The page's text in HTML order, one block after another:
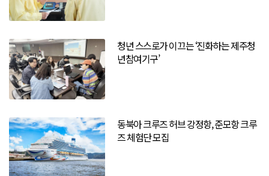
청년 스스로가 이끄는 ‘진화하는 제주청
년참여기구’
동북아 크루즈 허브 강정항, 준모항 크루
즈 체험단 모집